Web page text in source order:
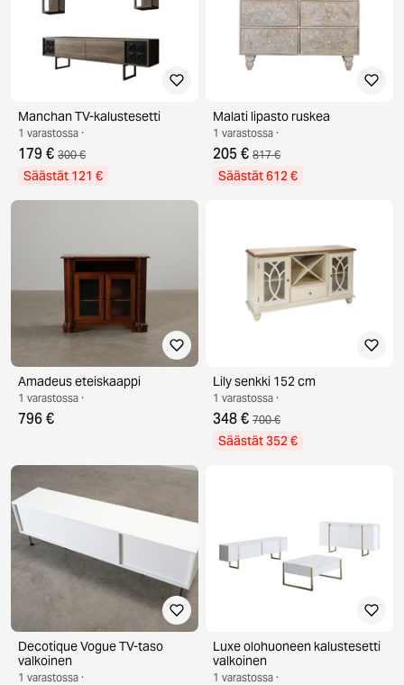
Manchan TV-kalustesetti
1 varastossa ·
179 € 300 €
Säästät 121 €
Malati lipasto ruskea
1 varastossa ·
205 € 817 €
Säästät 612 €
Amadeus eteiskaappi
1 varastossa ·
796 €
Lily senkki 152 cm
1 varastossa ·
348 € 700 €
Säästät 352 €
Decotique Vogue TV-taso
valkoinen
1 varastossa ·
Luxe olohuoneen kalustesetti
valkoinen
1 varastossa ·